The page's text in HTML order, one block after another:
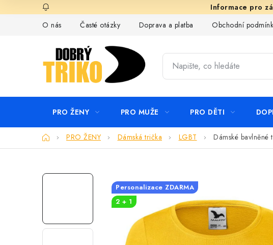
na
O nás
Časté otázky Doprava a platba Obchodní
PRO ŽENY PRO MUŽE PRO DĚTI
DomůPRO ŽENY Dámská trička LGBT Dámské bavlněné
Personalizace ZDARMA
2 + 1